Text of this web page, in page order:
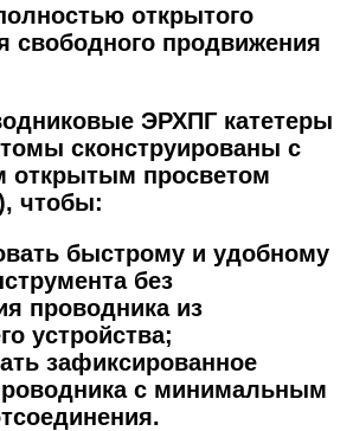
открытого
свободного продвижения
ЭРХПГ катетеры
сконструированы с
открытым просветом
чтобы:
быстрому и удобному
без
проводника из
устройства;
зафиксированное
с минимальным